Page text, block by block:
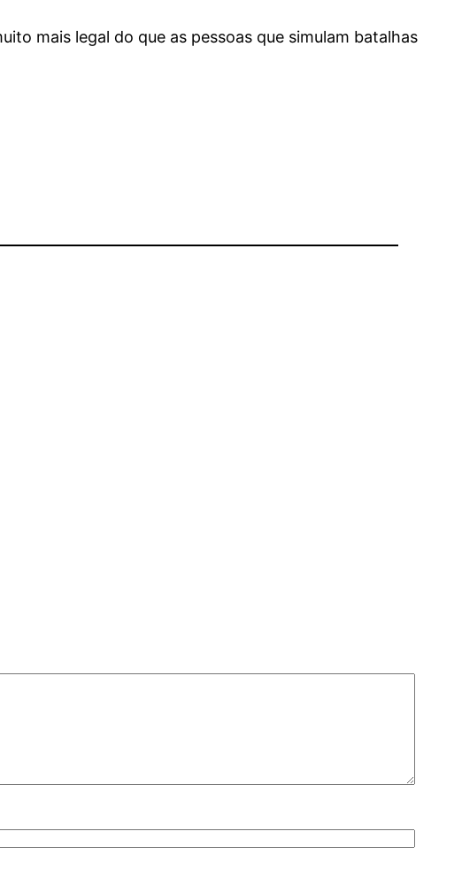
mais legal do que as pessoas que simulam batalhas